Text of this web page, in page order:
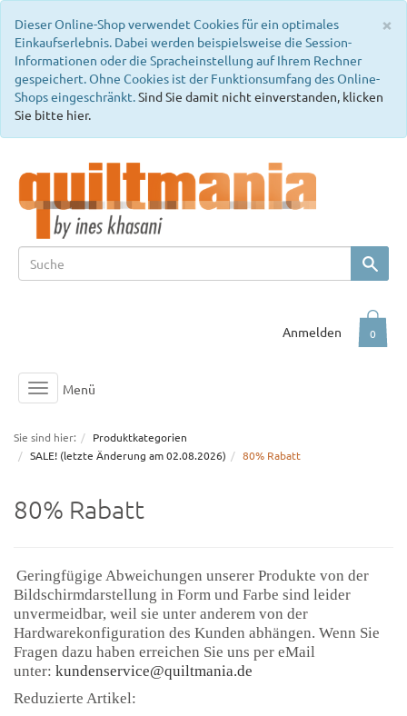
×
Dieser Online-Shop verwendet Cookies für ein optimales
Einkaufserlebnis. Dabei werden beispielsweise die Session-
Informationen oder die Spracheinstellung auf Ihrem Rechner
gespeichert. Ohne Cookies ist der Funktionsumfang des Online-
Shops eingeschränkt.Sind Sie damit nicht einverstanden, klicken
Sie bitte hier.
0
Anmelden
Toggle
navigation
Menü
Sie sind hier:
Produktkategorien
SALE! (letzte Änderung am 02.08.2026)
80% Rabatt
80% Rabatt
Geringfügige Abweichungen unserer Produkte von der
Bildschirmdarstellung in Form und Farbe sind leider
unvermeidbar, weil sie unter anderem von der
Hardwarekonfiguration des Kunden abhängen. Wenn Sie
Fragen dazu haben erreichen Sie uns per eMail
unter: kundenservice@quiltmania.de
Reduzierte Artikel: